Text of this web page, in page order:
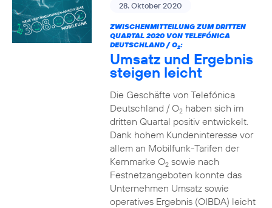
28. Oktober 2020
ZWISCHENMITTEILUNG ZUM DRITTEN
QUARTAL 2020 VON TELEFÓNICA
DEUTSCHLAND / O2:
Umsatz und Ergebnis
steigen leicht
Die Geschäfte von Telefónica
Deutschland / O2haben sich im
dritten Quartal positiv entwickelt.
Dank hohem Kundeninteresse vor
allem an Mobilfunk-Tarifen der
Kernmarke O2sowie nach
Festnetzangeboten konnte das
Unternehmen Umsatz sowie
operatives Ergebnis (OIBDA) leicht